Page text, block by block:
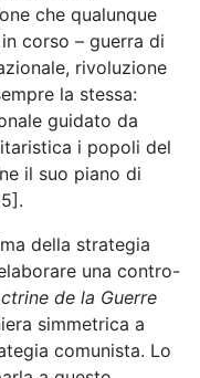
che qualunque
corso – guerra di
rivoluzione
la stessa:
guidato da
i popoli del
il suo piano di
della strategia
una contro-
de la Guerre
simmetrica a
comunista. Lo